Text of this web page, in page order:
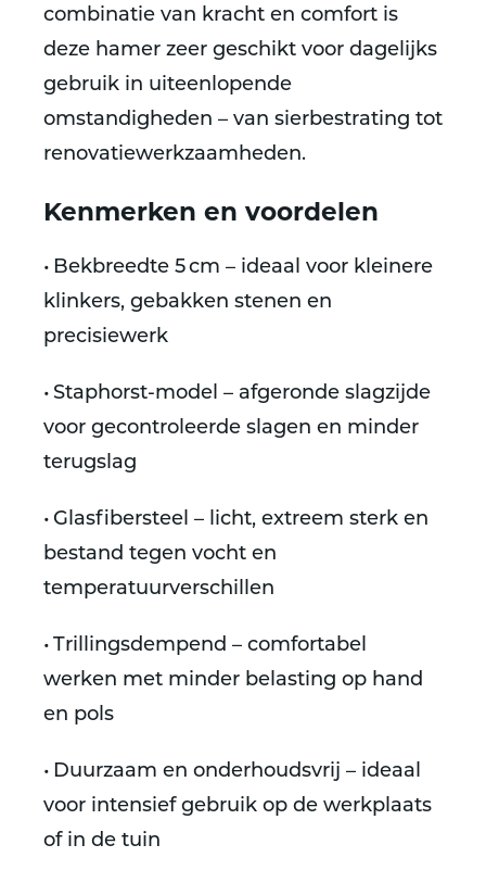
combinatie van kracht en comfort is
deze hamer zeer geschikt voor dagelijks
gebruik in uiteenlopende
omstandigheden – van sierbestrating tot
renovatiewerkzaamheden.
Kenmerken en voordelen
• Bekbreedte 5 cm – ideaal voor kleinere
klinkers, gebakken stenen en
precisiewerk
• Staphorst-model – afgeronde slagzijde
voor gecontroleerde slagen en minder
terugslag
• Glasfibersteel – licht, extreem sterk en
bestand tegen vocht en
temperatuurverschillen
• Trillingsdempend – comfortabel
werken met minder belasting op hand
en pols
• Duurzaam en onderhoudsvrij – ideaal
voor intensief gebruik op de werkplaats
of in de tuin